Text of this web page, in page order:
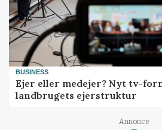
BUSINESS
Ejer eller medejer? Nyt tv-
landbrugets ejerstruktur
Annonce